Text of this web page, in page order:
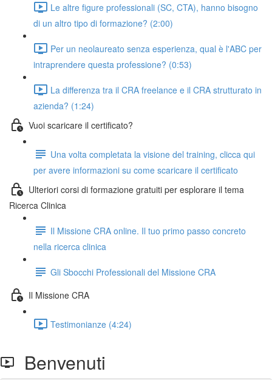
Le altre figure professionali (SC, CTA), hanno bisogno
di un altro tipo di formazione? (2:00)
Per un neolaureato senza esperienza, qual è l'ABC per
intraprendere questa professione? (0:53)
La differenza tra il CRA freelance e il CRA strutturato in
azienda? (1:24)
Vuoi scaricare il certificato?
Una volta completata la visione del training, clicca qui
per avere informazioni su come scaricare il certificato
Ulteriori corsi di formazione gratuiti per esplorare il tema
Ricerca Clinica
Il Missione CRA online. Il tuo primo passo concreto
nella ricerca clinica
Gli Sbocchi Professionali del Missione CRA
Il Missione CRA
Testimonianze (4:24)
Benvenuti